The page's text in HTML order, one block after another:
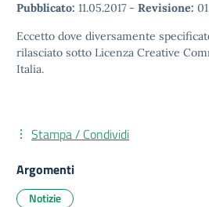
Pubblicato: 11.05.2017 - Revisione:
Eccetto dove diversamente
rilasciato sotto Licenza Creative
Italia.
Stampa / Condividi
Argomenti
Notizie